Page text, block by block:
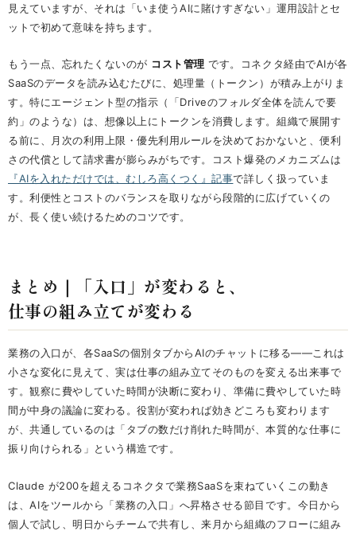
見えていますが、それは「いま使うAIに賭けすぎない」運用設計とセ
ットで初めて意味を持ちます。
もう一点、忘れたくないのが コスト管理 です。コネクタ経由でAIが各
SaaSのデータを読み込むたびに、処理量（トークン）が積み上がりま
す。特にエージェント型の指示（「Driveのフォルダ全体を読んで要
約」のような）は、想像以上にトークンを消費します。組織で展開す
る前に、月次の利用上限・優先利用ルールを決めておかないと、便利
さの代償として請求書が膨らみがちです。コスト爆発のメカニズムは
『AIを入れただけでは、むしろ高くつく』記事で詳しく扱っていま
す。利便性とコストのバランスを取りながら段階的に広げていくの
が、長く使い続けるためのコツです。
まとめ｜「入口」が変わると、
仕事の組み立てが変わる
業務の入口が、各SaaSの個別タブからAIのチャットに移る——これは
小さな変化に見えて、実は仕事の組み立てそのものを変える出来事で
す。観察に費やしていた時間が決断に変わり、準備に費やしていた時
間が中身の議論に変わる。役割が変われば効きどころも変わります
が、共通しているのは「タブの数だけ削れた時間が、本質的な仕事に
振り向けられる」という構造です。
Claude が200を超えるコネクタで業務SaaSを束ねていくこの動き
は、AIをツールから「業務の入口」へ昇格させる節目です。今日から
個人で試し、明日からチームで共有し、来月から組織のフローに組み